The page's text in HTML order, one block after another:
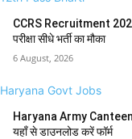
CCRS Recruitment
परीक्षा सीधे भर्ती का मौका
6 August, 2026
Haryana Govt Jobs
Haryana Army Canteen
यहाँ से डाउनलोड करें फॉर्म